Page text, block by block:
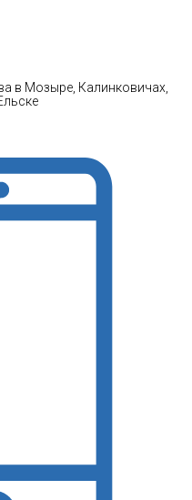
в Мозыре, Калинковичах,